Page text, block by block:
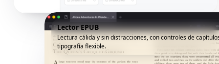
Lector EPUB
Lectura cálida y sin distracciones, con controles de
tipografía flexible.